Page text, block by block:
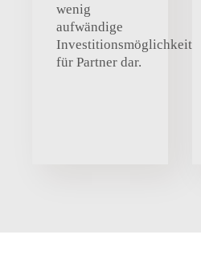
wenig
aufwändige
Investitionsmöglichkeit
für Partner dar.